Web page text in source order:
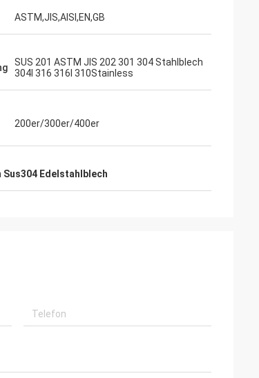
ASTM,JIS,AISI,EN,GB
SUS 201 ASTM JIS 202 301 304 Stahlblech
304l 316 316l 310Stainless
200er/300er/400er
Sus304 Edelstahlblech